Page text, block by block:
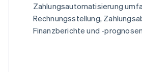
Zahlungsautomatisierung
Rechnungsstellung,
Finanzberichte und -